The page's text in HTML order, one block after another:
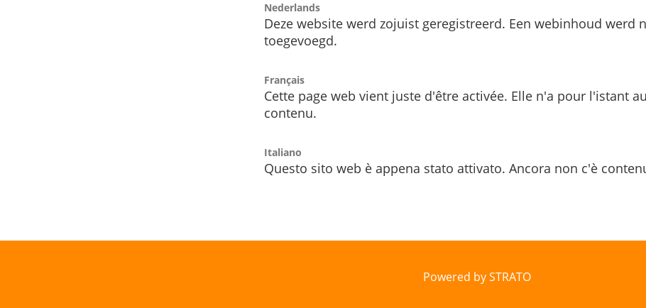
Nederlands
Deze website werd zojuist geregistreerd. Een webinhoud werd
toegevoegd.
Français
Cette page web vient juste d'être activée. Elle n'a pour l'istant
contenu.
Italiano
Questo sito web è appena stato attivato. Ancora non c'è
Powered by STRATO